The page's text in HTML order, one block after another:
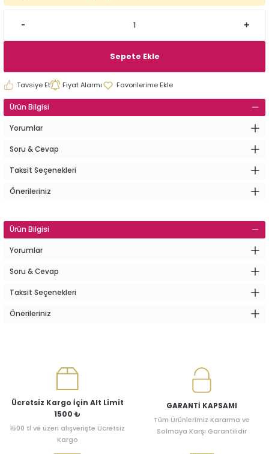
Sepete Ekle
Tavsiye Et Fiyat Alarmı
Ürün Bilgisi
Yorumlar
Soru & Cevap
Taksit Seçenekleri
Önerileriniz
Ürün Bilgisi
Yorumlar
Soru & Cevap
Taksit Seçenekleri
Önerileriniz
Ücretsiz Kargo İçin Alt Limit
1500 ₺
1500 tl ve üzeri alışverişte Ücretsiz
Kargo
GARANTİ KAPSAMI
Tüm Ürünlerimiz Kararma ve
Solmaya Karşı Garantilidir